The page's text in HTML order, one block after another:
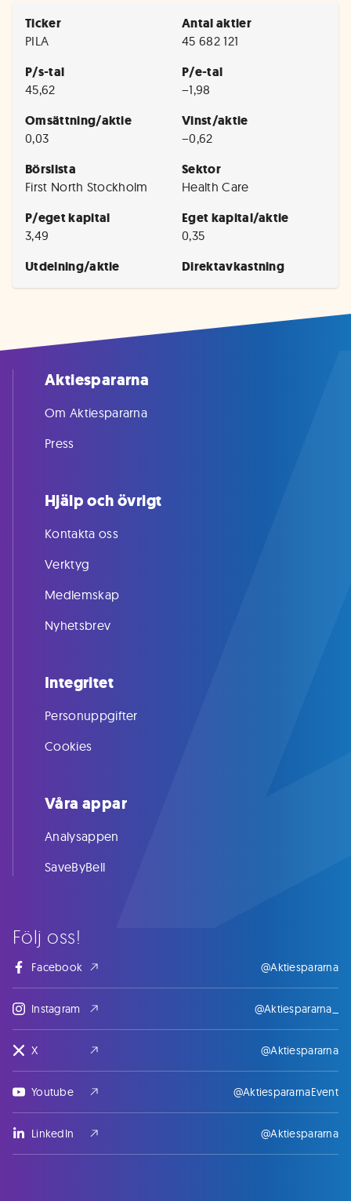
Ticker
PILA
Antal aktier
45 682 121
P/s-tal
45,62
P/e-tal
−1,98
Omsättning/aktie
0,03
Vinst/aktie
−0,62
Börslista
First North Stockholm
Sektor
Health Care
P/eget kapital
3,49
Eget kapital/aktie
0,35
Utdelning/aktie Direktavkastning
Följ oss!
Facebook @Aktiespararna
Instagram @Aktiespararna_
X @Aktiespararna
Youtube @AktiespararnaEvent
LinkedIn @Aktiespararna
Aktiespararna
Om Aktiespararna
Press
Hjälp och övrigt
Kontakta oss
Verktyg
Medlemskap
Nyhetsbrev
Integritet
Personuppgifter
Cookies
Våra appar
Analysappen
SaveByBell